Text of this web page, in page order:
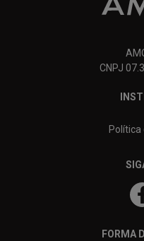
CNPJ
Política
FORMA